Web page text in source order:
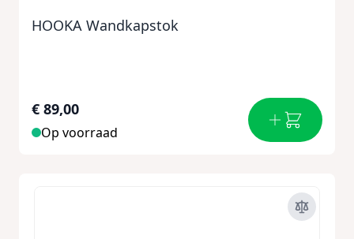
HOOKA Wandkapstok
€ 89,00
Op voorraad